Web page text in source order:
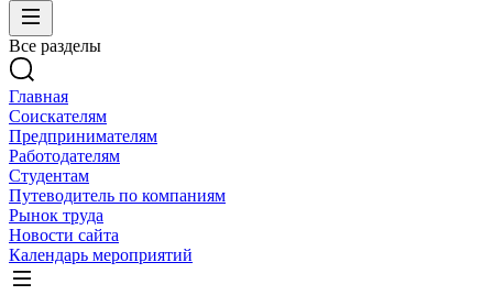
Все разделы
Главная
Соискателям
Предпринимателям
Работодателям
Студентам
Путеводитель по компаниям
Рынок труда
Новости сайта
Календарь мероприятий